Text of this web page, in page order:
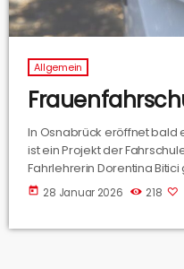
Allgemein
In Osnabrück eröffnet bald
ist ein Projekt der
Fahrlehrerin Dorentina
today 28 Januar 2026 218